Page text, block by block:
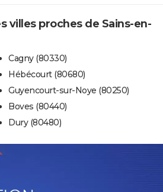
villes proches de Sains-en-
Cagny (80330)
Hébécourt (80680)
Guyencourt-sur-Noye (80250)
Boves (80440)
Dury (80480)